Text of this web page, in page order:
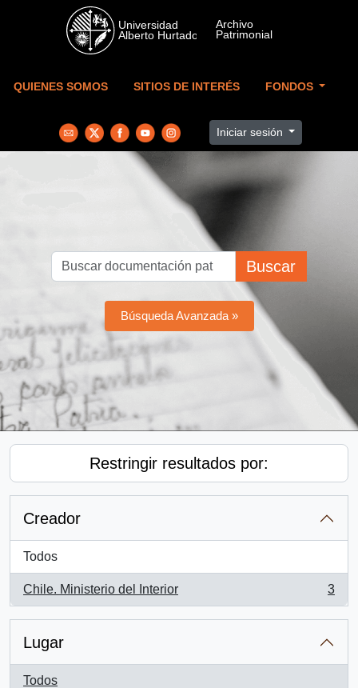
Skip to main content
QUIENES SOMOS SITIOS DE INTERÉS FONDOS
Iniciar sesión
Buscar
Búsqueda Avanzada »
Restringir resultados por:
Creador
Todos
Chile. Ministerio del Interior
, 3 resultados
3
Lugar
Todos